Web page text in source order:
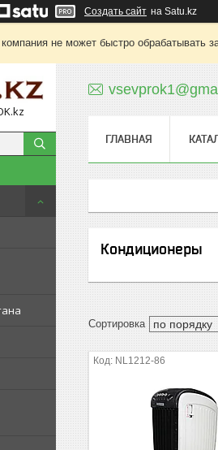
Создать сайт на Satu.kz
не может быстро обрабатывать
ГЛАВНАЯ
Кондиционеры
NL1212-86